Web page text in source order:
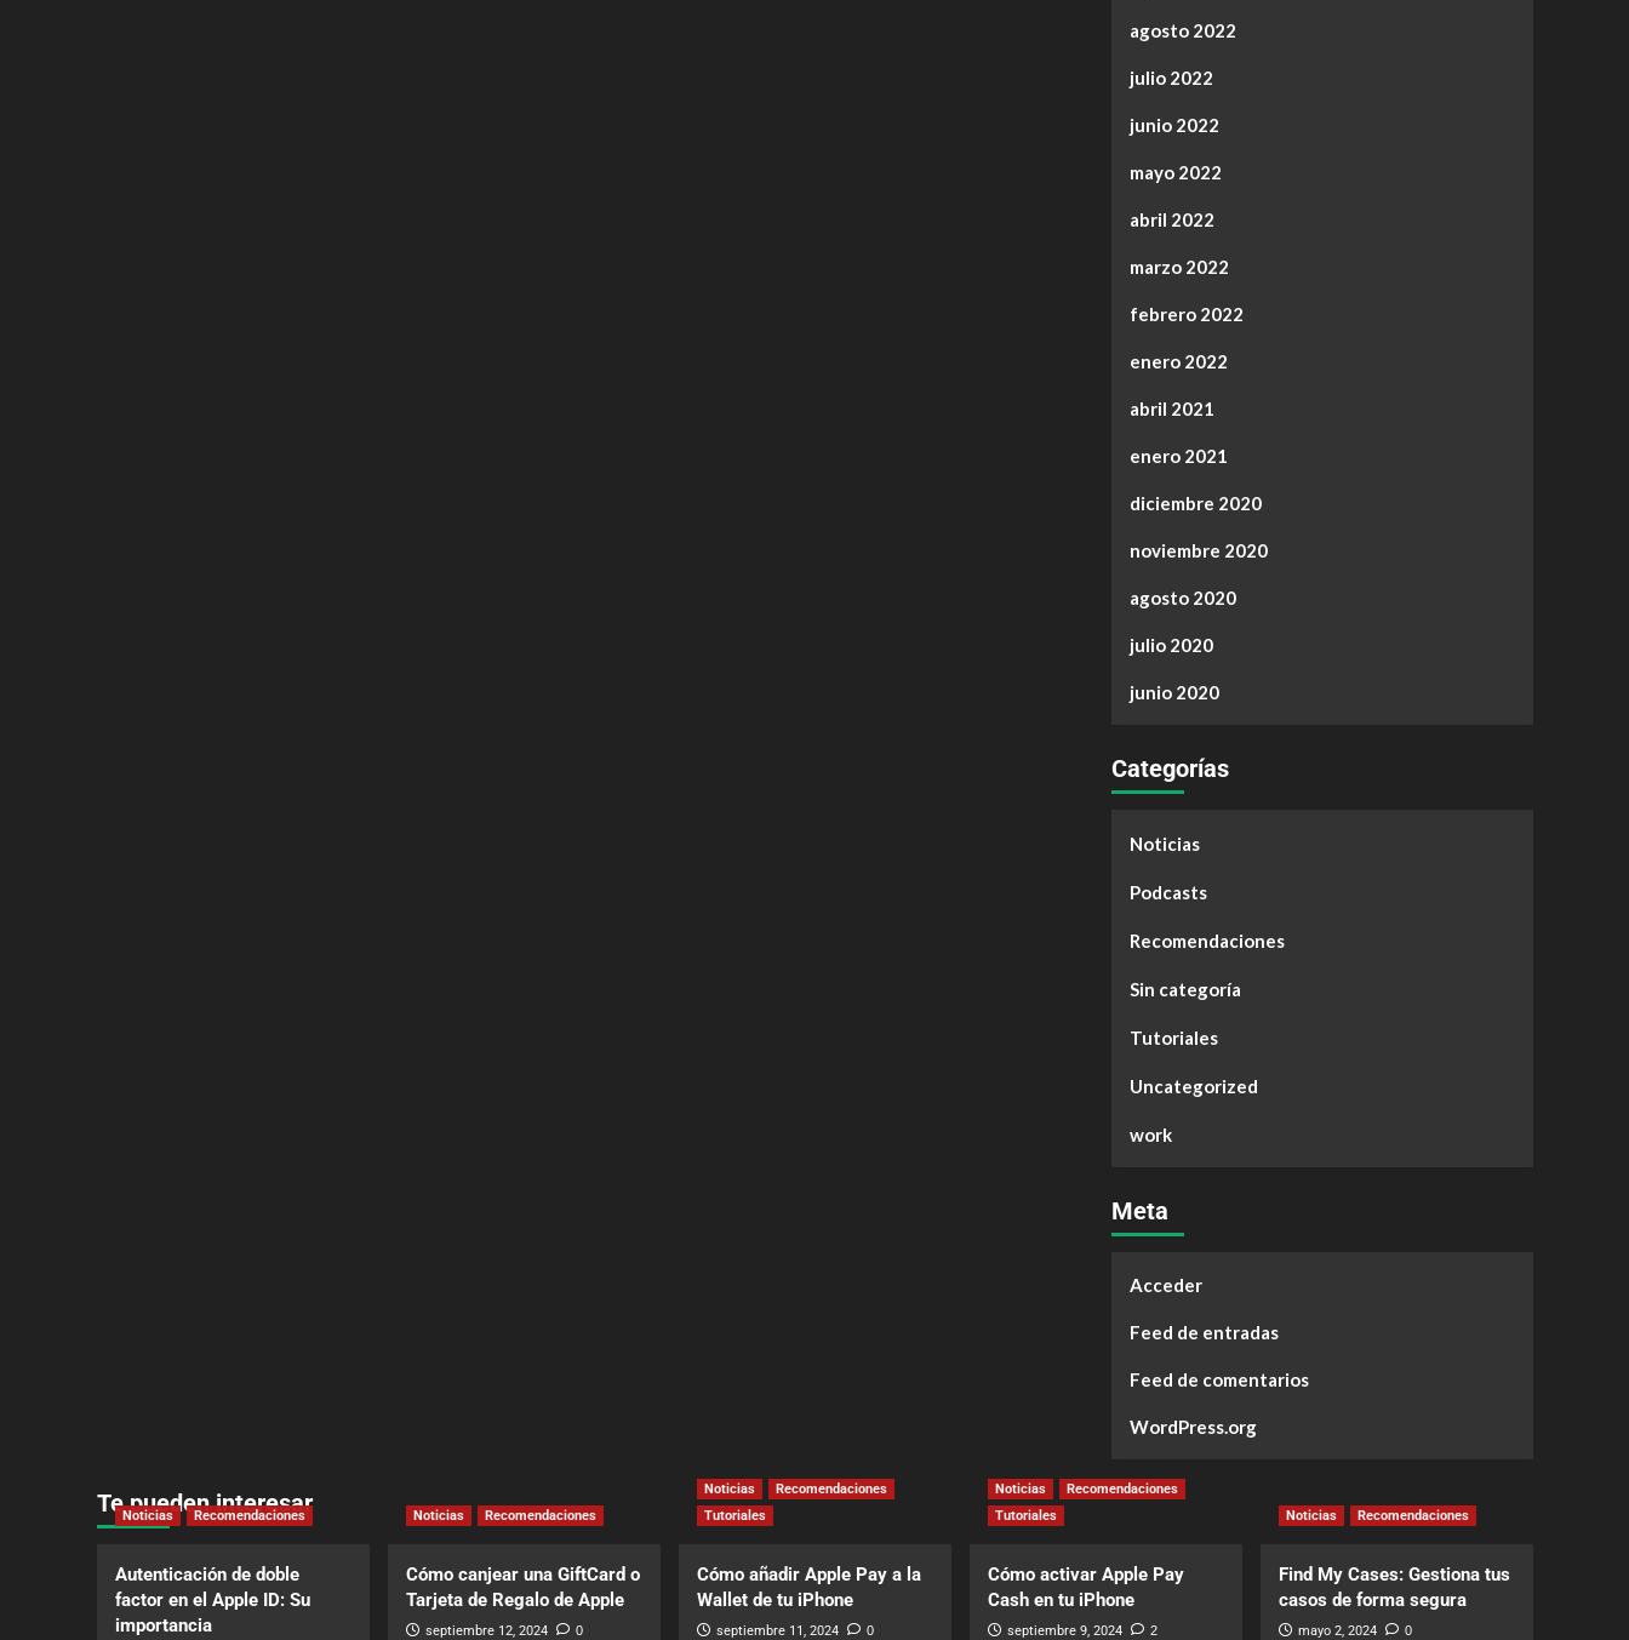
agosto 2022
julio 2022
junio 2022
mayo 2022
abril 2022
marzo 2022
febrero 2022
enero 2022
abril 2021
enero 2021
diciembre 2020
noviembre 2020
agosto 2020
julio 2020
junio 2020
Categorías
Noticias
Podcasts
Recomendaciones
Sin categoría
Tutoriales
Uncategorized
work
Meta
Acceder
Feed de entradas
Feed de comentarios
WordPress.org
Te pueden interesar
Noticias Recomendaciones
Autenticación de doble
factor en el Apple ID: Su
importancia
Noticias Recomendaciones
Cómo canjear una GiftCard o
Tarjeta de Regalo de Apple
septiembre 12, 2024 0
Noticias
Recomendaciones
Tutoriales
Cómo añadir Apple Pay a la
Wallet de tu iPhone
septiembre 11, 2024 0
Noticias
Recomendaciones
Tutoriales
Cómo activar Apple Pay
Cash en tu iPhone
septiembre 9, 2024 2
Noticias Recomendaciones
Find My Cases: Gestiona tus
casos de forma segura
mayo 2, 2024 0